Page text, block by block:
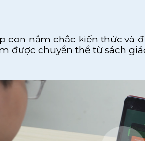
con nắm chắc kiến thức và
được chuyển thể từ sách